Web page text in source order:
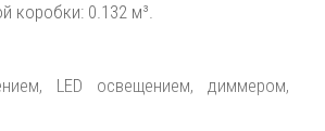
коробки: 0.132 м³.
LED освещением, диммером,